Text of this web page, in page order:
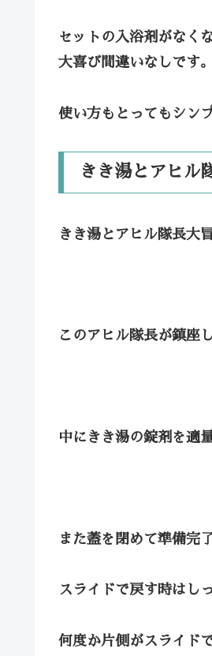
セットの入浴剤がなく
大喜び間違いなしです。
使い方もとってもシン
きき湯とアヒル
きき湯とアヒル隊長大
このアヒル隊長が鎮座
中にきき湯の錠剤を適
また蓋を閉めて準備完了
スライドで戻す時はし
何度か片側がスライド